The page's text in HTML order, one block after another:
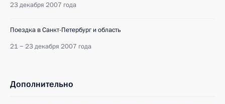
23 декабря 2007 года
Поездка в Санкт-Петербург и область
21 − 23 декабря 2007 года
Дополнительно